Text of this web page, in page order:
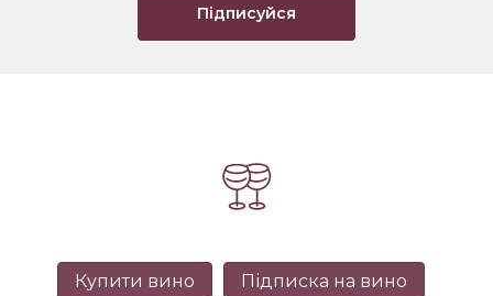
Підписуйся
Купити вино Підписка на вино